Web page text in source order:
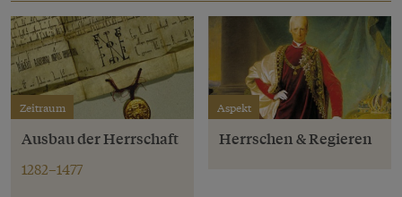
Zeitraum
Ausbau der Herrschaft
1282–1477
Aspekt
Herrschen & Regieren